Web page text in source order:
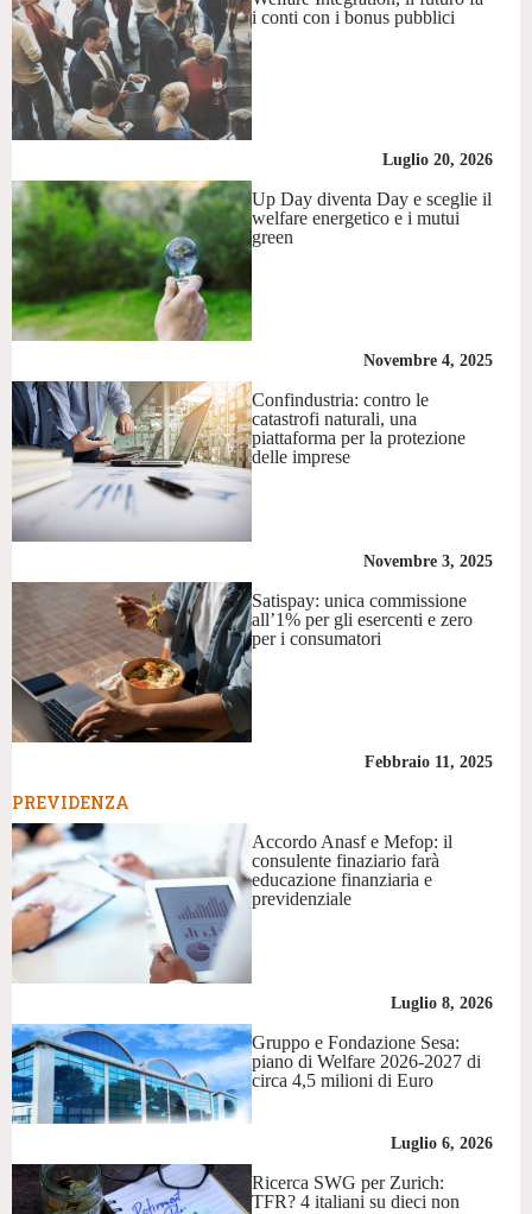
i conti con i bonus pubblici
Luglio 20, 2026
Up Day diventa Day e sceglie il
welfare energetico e i mutui
green
Novembre 4, 2025
Confindustria: contro le
catastrofi naturali, una
piattaforma per la protezione
delle imprese
Novembre 3, 2025
Satispay: unica commissione
all’1% per gli esercenti e zero
per i consumatori
Febbraio 11, 2025
PREVIDENZA
Accordo Anasf e Mefop: il
consulente finaziario farà
educazione finanziaria e
previdenziale
Luglio 8, 2026
Gruppo e Fondazione Sesa:
piano di Welfare 2026-2027 di
circa 4,5 milioni di Euro
Luglio 6, 2026
Ricerca SWG per Zurich:
TFR? 4 italiani su dieci non